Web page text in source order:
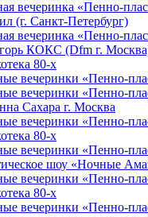
вечеринка «Пенно-
(г. Санкт-Петербург)
вечеринка «Пенно-
КОКС (Dfm г.
80-х
вечеринки «Пенно-
вечеринки «Пенно-
Сахара г. Москва
вечеринки «Пенно-
80-х
вечеринки «Пенно-
шоу «Ночные
вечеринки «Пенно-
80-х
вечеринки «Пенно-